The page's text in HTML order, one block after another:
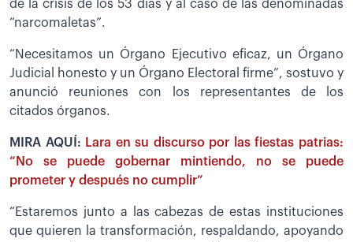
de la crisis de los 53 días y al caso de las denominadas
“narcomaletas”.
“Necesitamos un Órgano Ejecutivo eficaz, un Órgano
Judicial honesto y un Órgano Electoral firme”, sostuvo y
anunció reuniones con los representantes de los
citados órganos.
MIRA AQUÍ: Lara en su discurso por las fiestas patrias:
“No se puede gobernar mintiendo, no se puede
prometer y después no cumplir”
“Estaremos junto a las cabezas de estas instituciones
que quieren la transformación, respaldando, apoyando